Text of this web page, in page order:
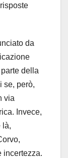
da
della
se, però,
via
Invece,
là,
incertezza.